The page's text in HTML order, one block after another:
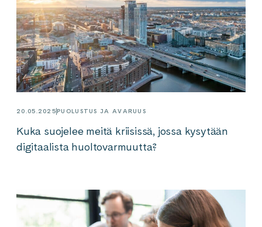
20.05.2025PUOLUSTUS JA AVARUUS
Kuka suojelee meitä kriisissä, jossa kysytään
digitaalista huoltovarmuutta?